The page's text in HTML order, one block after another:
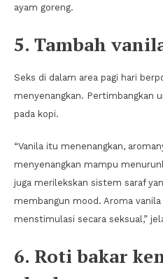
ayam goreng.
5. Tambah
Seks di dalam area pagi hari
menyenangkan. Pertimbangkan
pada kopi.
“Vanila itu menenangkan,
menyenangkan mampu
juga merilekskan sistem saraf
membangun mood. Aroma vanila
menstimulasi secara seksual,”
6. Roti bakar